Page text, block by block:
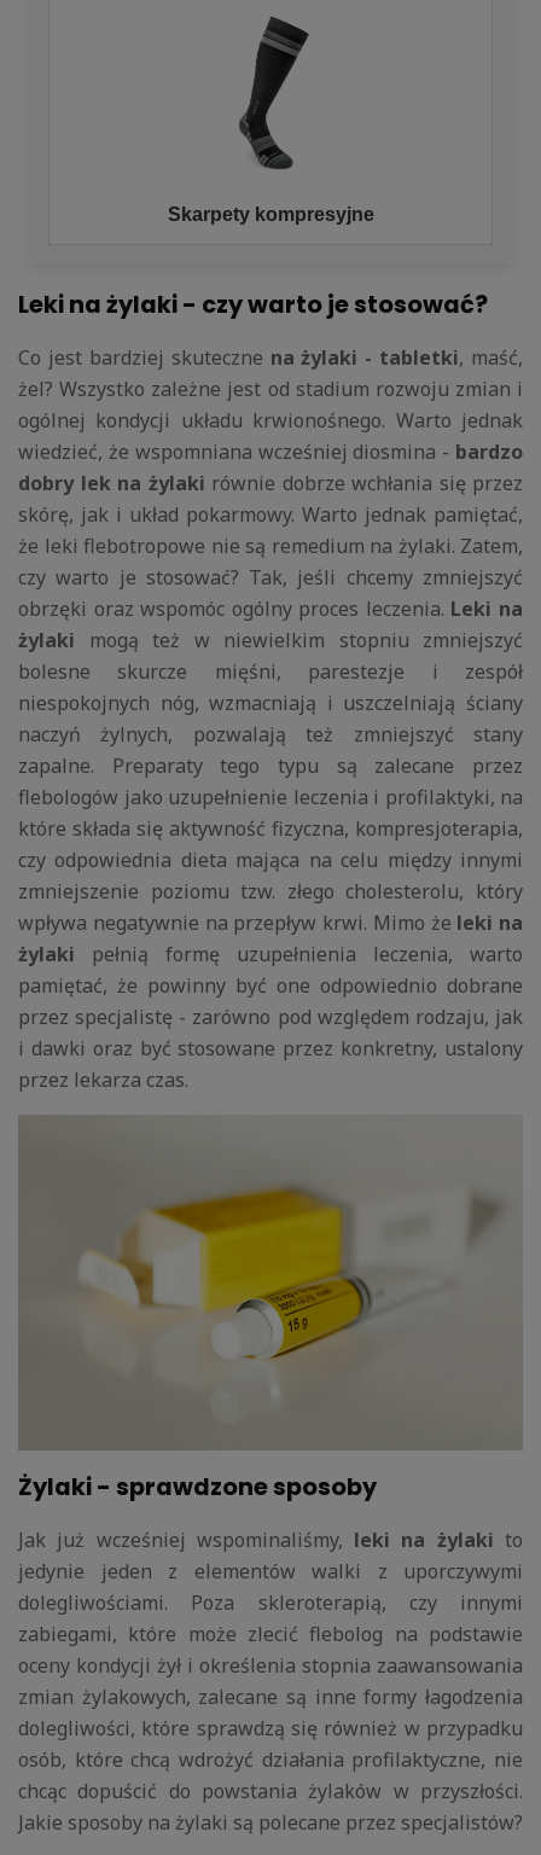
Skarpety kompresyjne
Leki na żylaki - czy warto je stosować?
Co jest bardziej skuteczne na żylaki - tabletki, maść,
żel? Wszystko zależne jest od stadium rozwoju zmian i
ogólnej kondycji układu krwionośnego. Warto jednak
wiedzieć, że wspomniana wcześniej diosmina - bardzo
dobry lek na żylaki równie dobrze wchłania się przez
skórę, jak i układ pokarmowy. Warto jednak pamiętać,
że leki flebotropowe nie są remedium na żylaki. Zatem,
czy warto je stosować? Tak, jeśli chcemy zmniejszyć
obrzęki oraz wspomóc ogólny proces leczenia. Leki na
żylaki mogą też w niewielkim stopniu zmniejszyć
bolesne skurcze mięśni, parestezje i zespół
niespokojnych nóg, wzmacniają i uszczelniają ściany
naczyń żylnych, pozwalają też zmniejszyć stany
zapalne. Preparaty tego typu są zalecane przez
flebologów jako uzupełnienie leczenia i profilaktyki, na
które składa się aktywność fizyczna, kompresjoterapia,
czy odpowiednia dieta mająca na celu między innymi
zmniejszenie poziomu tzw. złego cholesterolu, który
wpływa negatywnie na przepływ krwi. Mimo że leki na
żylaki pełnią formę uzupełnienia leczenia, warto
pamiętać, że powinny być one odpowiednio dobrane
przez specjalistę - zarówno pod względem rodzaju, jak
i dawki oraz być stosowane przez konkretny, ustalony
przez lekarza czas.
Żylaki - sprawdzone sposoby
Jak już wcześniej wspominaliśmy, leki na żylaki to
jedynie jeden z elementów walki z uporczywymi
dolegliwościami. Poza skleroterapią, czy innymi
zabiegami, które może zlecić flebolog na podstawie
oceny kondycji żył i określenia stopnia zaawansowania
zmian żylakowych, zalecane są inne formy łagodzenia
dolegliwości, które sprawdzą się również w przypadku
osób, które chcą wdrożyć działania profilaktyczne, nie
chcąc dopuścić do powstania żylaków w przyszłości.
Jakie sposoby na żylaki są polecane przez specjalistów?